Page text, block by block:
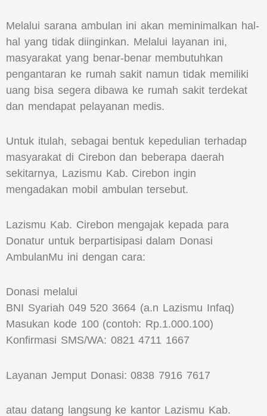
Melalui sarana ambulan ini akan meminimalkan hal-
hal yang tidak diinginkan. Melalui layanan ini,
masyarakat yang benar-benar membutuhkan
pengantaran ke rumah sakit namun tidak memiliki
uang bisa segera dibawa ke rumah sakit terdekat
dan mendapat pelayanan medis.
Untuk itulah, sebagai bentuk kepedulian terhadap
masyarakat di Cirebon dan beberapa daerah
sekitarnya, Lazismu Kab. Cirebon ingin
mengadakan mobil ambulan tersebut.
Lazismu Kab. Cirebon mengajak kepada para
Donatur untuk berpartisipasi dalam Donasi
AmbulanMu ini dengan cara:
Donasi melalui
BNI Syariah 049 520 3664 (a.n Lazismu Infaq)
Masukan kode 100 (contoh: Rp.1.000.100)
Konfirmasi SMS/WA: 0821 4711 1667
Layanan Jemput Donasi: 0838 7916 7617
atau datang langsung ke kantor Lazismu Kab.